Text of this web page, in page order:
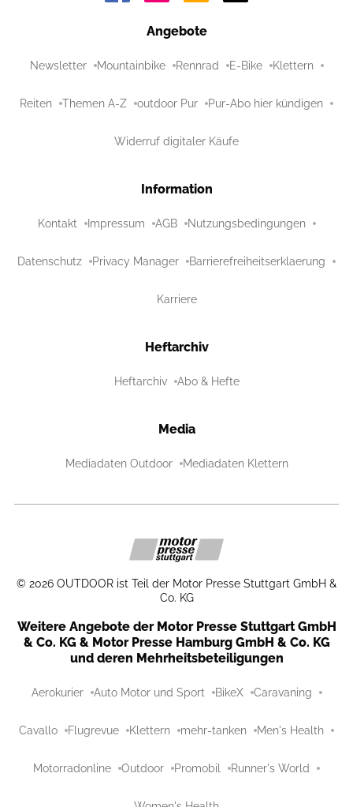
Angebote
Newsletter Mountainbike Rennrad E-Bike Klettern
Reiten Themen A-Z outdoor Pur Pur-Abo hier kündigen
Widerruf digitaler Käufe
Information
Kontakt Impressum AGB Nutzungsbedingungen
Datenschutz Privacy Manager Barrierefreiheitserklaerung
Karriere
Heftarchiv
Heftarchiv Abo & Hefte
Media
Mediadaten Outdoor Mediadaten Klettern
© 2026 OUTDOOR ist Teil der Motor Presse Stuttgart GmbH &
Co. KG
Weitere Angebote der Motor Presse Stuttgart GmbH
& Co. KG & Motor Presse Hamburg GmbH & Co. KG
und deren Mehrheitsbeteiligungen
Aerokurier Auto Motor und Sport BikeX Caravaning
Cavallo Flugrevue Klettern mehr-tanken Men's Health
Motorradonline Outdoor Promobil Runner's World